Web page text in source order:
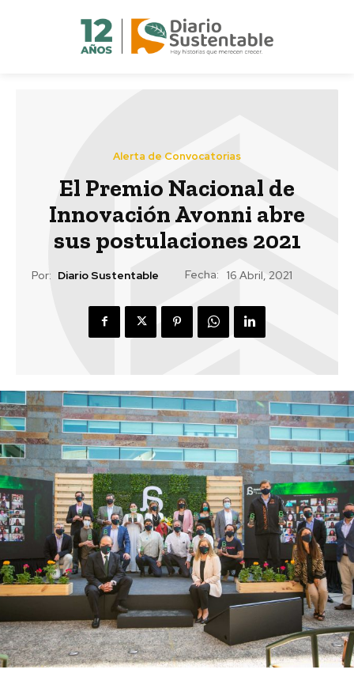
Alerta de Convocatorias
El Premio Nacional de
Innovación Avonni abre
sus postulaciones 2021
Por: Diario Sustentable Fecha: 16 Abril, 2021